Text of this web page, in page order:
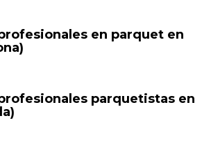
en parquet en
parquetistas en